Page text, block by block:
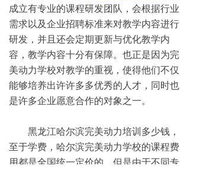
成立有专业的课程研发团队，会根据行业
需求以及企业招聘标准来对教学内容进行
研发，并且还会定期更新与优化教学内
容，教学内容十分有保障。也正是因为完
美动力学校对教学的重视，使得他们不仅
能够培养出许许多多优秀的人才，同时也
是许多企业愿意合作的对象之一。
黑龙江哈尔滨完美动力培训多少钱，
至于学费，哈尔滨完美动力学校的课程费
用都是全国统一定价的，但是由于不同专